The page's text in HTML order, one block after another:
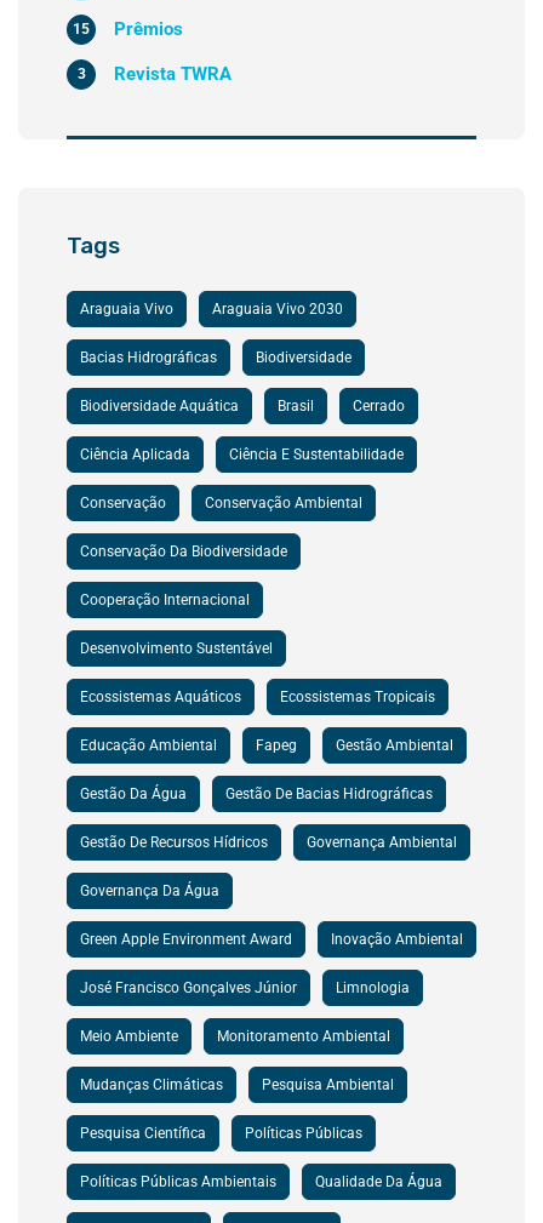
Prêmios
15
Revista TWRA
3
Tags
Araguaia Vivo Araguaia Vivo 2030
Bacias Hidrográficas Biodiversidade
Biodiversidade Aquática Brasil Cerrado
Ciência Aplicada Ciência E Sustentabilidade
Conservação Conservação Ambiental
Conservação Da Biodiversidade
Cooperação Internacional
Desenvolvimento Sustentável
Ecossistemas Aquáticos Ecossistemas Tropicais
Educação Ambiental Fapeg Gestão Ambiental
Gestão Da Água Gestão De Bacias Hidrográficas
Gestão De Recursos Hídricos Governança Ambiental
Governança Da Água
Green Apple Environment Award Inovação Ambiental
José Francisco Gonçalves Júnior Limnologia
Meio Ambiente Monitoramento Ambiental
Mudanças Climáticas Pesquisa Ambiental
Pesquisa Científica Políticas Públicas
Políticas Públicas Ambientais Qualidade Da Água